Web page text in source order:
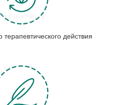
действия